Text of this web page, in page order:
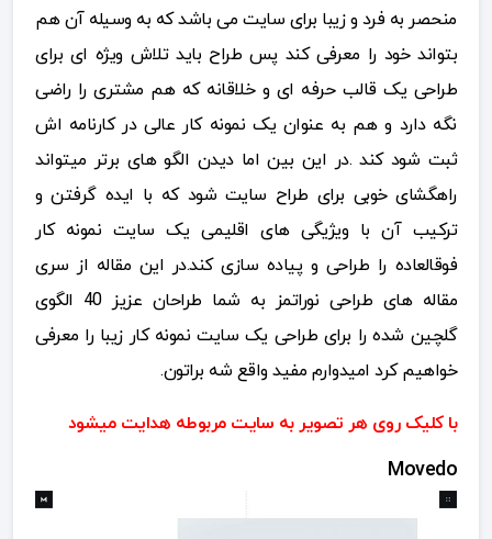
منحصر به فرد و زیبا برای سایت می باشد که به وسیله آن هم
بتواند خود را معرفی کند پس طراح باید تلاش ویژه ای برای
طراحی یک قالب حرفه ای و خلاقانه که هم مشتری را راضی
نگه دارد و هم به عنوان یک نمونه کار عالی در کارنامه اش
ثبت شود کند .در این بین اما دیدن الگو های برتر میتواند
راهگشای خوبی برای طراح سایت شود که با ایده گرفتن و
ترکیب آن با ویژیگی های اقلیمی یک سایت نمونه کار
فوقالعاده را طراحی و پیاده سازی کند.در این مقاله از سری
مقاله های طراحی نوراتمز به شما طراحان عزیز 40 الگوی
گلچین شده را برای طراحی یک سایت نمونه کار زیبا را معرفی
خواهیم کرد امیدوارم مفید واقع شه براتون.
با کلیک روی هر تصویر به سایت مربوطه هدایت میشود
Movedo